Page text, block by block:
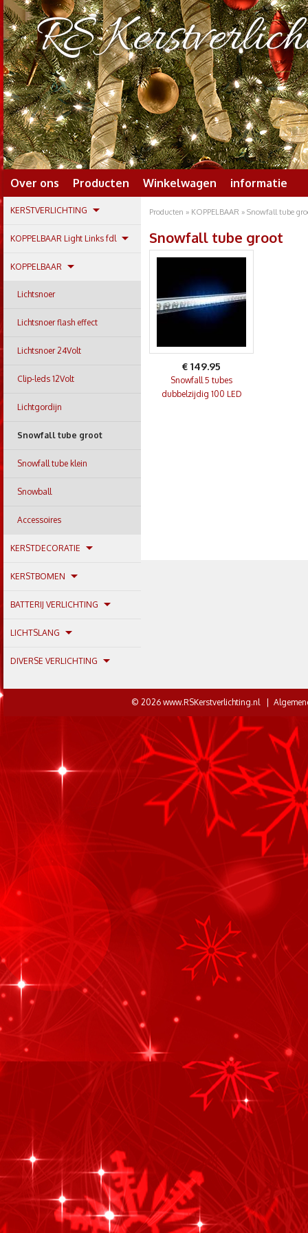
RS
Over ons Producten Winkelwagen informatie
KERSTVERLICHTING
KOPPELBAAR Light Links fdl
KOPPELBAAR
Lichtsnoer
Lichtsnoer flash effect
Lichtsnoer 24Volt
Clip-leds 12Volt
Lichtgordijn
Snowfall tube groot
Snowfall tube klein
Snowball
Accessoires
KERSTDECORATIE
KERSTBOMEN
BATTERIJ VERLICHTING
LICHTSLANG
DIVERSE VERLICHTING
Producten » KOPPELBAAR » Snowfall tube
Snowfall tube groot
€ 149.95
Snowfall 5 tubes
dubbelzijdig 100 LED
© 2026 www.RSKerstverlichting.nl |